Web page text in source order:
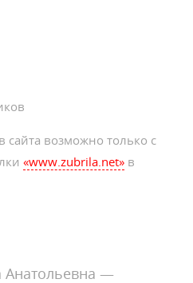
сайта возможно только с
«www.zubrila.net» в
—